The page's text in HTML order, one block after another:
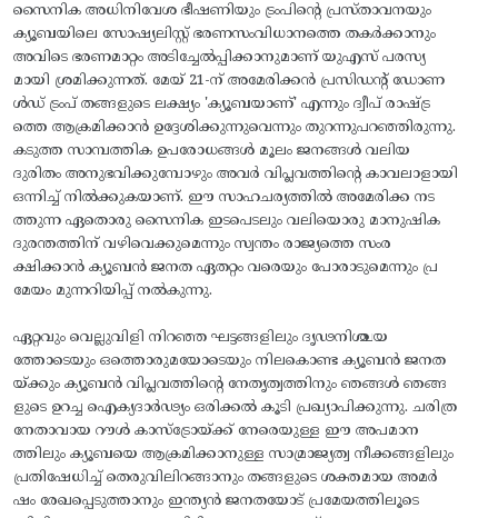
സൈനിക അധിനിവേശ ഭീഷണിയും ട്രംപിന്റെ പ്രസ്താവനയും
ക്യൂബയിലെ സോഷ്യലിസ്റ്റ് ഭരണസംവിധാനത്തെ തകർക്കാനും
അവിടെ ഭരണമാറ്റം അടിച്ചേൽപ്പിക്കാനുമാണ് യുഎസ് പരസ്യ
മായി ശ്രമിക്കുന്നത്. മേയ് 21-ന് അമേരിക്കൻ പ്രസിഡന്റ് ഡോണ
ൾഡ് ട്രംപ് തങ്ങളുടെ ലക്ഷ്യം 'ക്യൂബയാണ്' എന്നും ദ്വീപ് രാഷ്ട്ര
ത്തെ ആക്രമിക്കാൻ ഉദ്ദേശിക്കുന്നുവെന്നും തുറന്നുപറഞ്ഞിരുന്നു.
കടുത്ത സാമ്പത്തിക ഉപരോധങ്ങൾ മൂലം ജനങ്ങൾ വലിയ
ദുരിതം അനുഭവിക്കുമ്പോഴും അവർ വിപ്ലവത്തിന്റെ കാവലാളായി
ഒന്നിച്ച് നിൽക്കുകയാണ്. ഈ സാഹചര്യത്തിൽ അമേരിക്ക നട
ത്തുന്ന ഏതൊരു സൈനിക ഇടപെടലും വലിയൊരു മാനുഷിക
ദുരന്തത്തിന് വഴിവെക്കുമെന്നും സ്വന്തം രാജ്യത്തെ സംര
ക്ഷിക്കാൻ ക്യൂബൻ ജനത ഏതറ്റം വരെയും പോരാടുമെന്നും പ്ര
മേയം മുന്നറിയിപ്പ് നൽകുന്നു.
ഏറ്റവും വെല്ലുവിളി നിറഞ്ഞ ഘട്ടങ്ങളിലും ദൃഢനിശ്ചയ
ത്തോടെയും ഒത്തൊരുമയോടെയും നിലകൊണ്ട ക്യൂബൻ ജനത
യ്ക്കും ക്യൂബൻ വിപ്ലവത്തിന്റെ നേതൃത്വത്തിനും ഞങ്ങൾ ഞങ്ങ
ളുടെ ഉറച്ച ഐക്യദാർഢ്യം ഒരിക്കൽ കൂടി പ്രഖ്യാപിക്കുന്നു. ചരിത്ര
നേതാവായ റൗൾ കാസ്ട്രോയ്ക്ക് നേരെയുള്ള ഈ അപമാന
ത്തിലും ക്യൂബയെ ആക്രമിക്കാനുള്ള സാമ്രാജ്യത്വ നീക്കങ്ങളിലും
പ്രതിഷേധിച്ച് തെരുവിലിറങ്ങാനും തങ്ങളുടെ ശക്തമായ അമർ
ഷം രേഖപ്പെടുത്താനും ഇന്ത്യൻ ജനതയോട് പ്രമേയത്തിലൂടെ